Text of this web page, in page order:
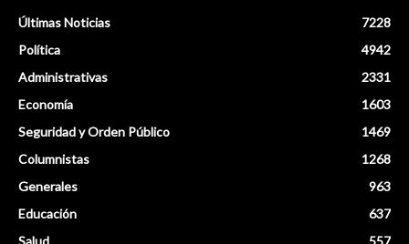
Últimas Noticias
7228
Política
4942
Administrativas
2331
Economía
1603
Seguridad y Orden Público
1469
Columnistas
1268
Generales
963
Educación
637